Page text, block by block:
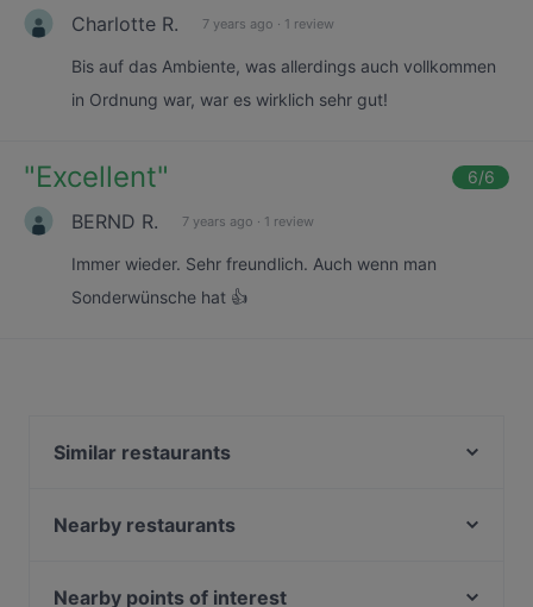
Charlotte R. 7 years ago · 1 review
Bis auf das Ambiente, was allerdings auch vollkommen
in Ordnung war, war es wirklich sehr gut!
"Excellent" 6/6
BERND R. 7 years ago · 1 review
Immer wieder. Sehr freundlich. Auch wenn man
Sonderwünsche hat 👍
Similar restaurants
Scotty's Bahrenfeld
Nearby restaurants
Acropolis Athens
Nearby points of interest